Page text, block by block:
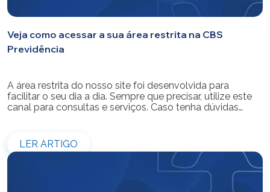
Veja como acessar a sua área restrita na CBS
Previdência
A área restrita do nosso site foi desenvolvida para
facilitar o seu dia a dia. Sempre que precisar, utilize este
canal para consultas e serviços. Caso tenha dúvidas
LER ARTIGO